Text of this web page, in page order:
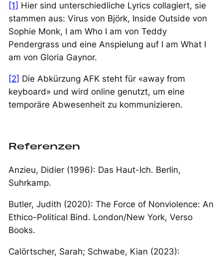
[1] Hier sind unterschiedliche Lyrics collagiert, sie
stammen aus: Virus von Björk, Inside Outside von
Sophie Monk, I am Who I am von Teddy
Pendergrass und eine Anspielung auf I am What I
am von Gloria Gaynor.
[2] Die Abkürzung AFK steht für «away from
keyboard» und wird online genutzt, um eine
temporäre Abwesenheit zu kommunizieren.
Referenzen
Anzieu, Didier (1996): Das Haut-Ich. Berlin,
Suhrkamp.
Butler, Judith (2020): The Force of Nonviolence: An
Ethico-Political Bind. London/New York, Verso
Books.
Calörtscher, Sarah; Schwabe, Kian (2023):